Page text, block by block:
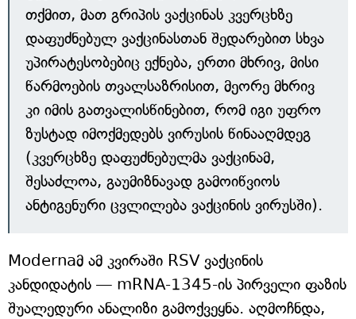
თქმით, მათ გრიპის ვაქცინას კვერცხზე
დაფუძნებულ ვაქცინასთან შედარებით სხვა
უპირატესობებიც ექნება, ერთი მხრივ, მისი
წარმოების თვალსაზრისით, მეორე მხრივ
კი იმის გათვალისწინებით, რომ იგი უფრო
ზუსტად იმოქმედებს ვირუსის წინააღმდეგ
(კვერცხზე დაფუძნებულმა ვაქცინამ,
შესაძლოა, გაუმიზნავად გამოიწვიოს
ანტიგენური ცვლილება ვაქცინის ვირუსში).
Modernaმ ამ კვირაში RSV ვაქცინის
კანდიდატის — mRNA-1345-ის პირველი ფაზის
შუალედური ანალიზი გამოქვეყნა. აღმოჩნდა,